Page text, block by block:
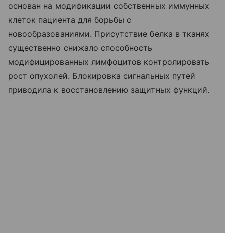
основан на модификации собственных иммунных
клеток пациента для борьбы с
новообразованиями. Присутствие белка в тканях
существенно снижало способность
модифицированных лимфоцитов контролировать
рост опухолей. Блокировка сигнальных путей
приводила к восстановлению защитных функций.